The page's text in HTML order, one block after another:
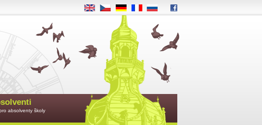
absolventy školy
EN CS DE RU